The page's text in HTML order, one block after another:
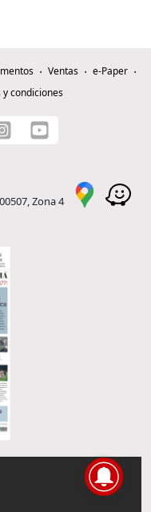
Ventas
e-Paper
y condiciones
Zona 4